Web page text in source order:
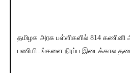
தமிழக அரசு பள்ளிகளில் 814 கணினி
பணியிடங்களை நிரப்ப இடைக்கால